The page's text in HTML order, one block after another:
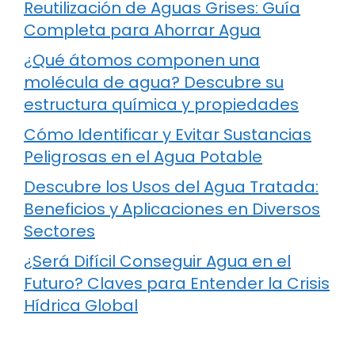
Reutilización de Aguas Grises: Guía
Completa para Ahorrar Agua
¿Qué átomos componen una
molécula de agua? Descubre su
estructura química y propiedades
Cómo Identificar y Evitar Sustancias
Peligrosas en el Agua Potable
Descubre los Usos del Agua Tratada:
Beneficios y Aplicaciones en Diversos
Sectores
¿Será Difícil Conseguir Agua en el
Futuro? Claves para Entender la Crisis
Hídrica Global